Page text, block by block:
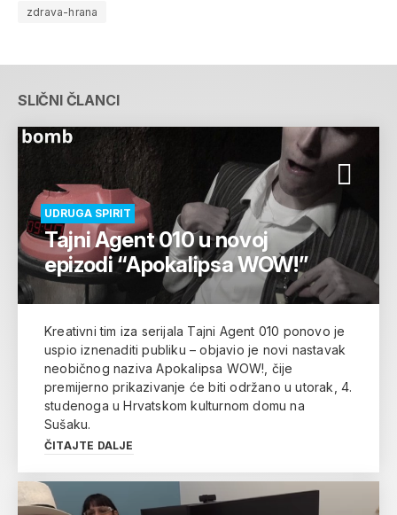
zdrava-hrana
SLIČNI ČLANCI
UDRUGA SPIRIT
Tajni Agent 010 u novoj
epizodi “Apokalipsa WOW!”
Kreativni tim iza serijala Tajni Agent 010 ponovo je
uspio iznenaditi publiku – objavio je novi nastavak
neobičnog naziva Apokalipsa WOW!, čije
premijerno prikazivanje će biti održano u utorak, 4.
studenoga u Hrvatskom kulturnom domu na
Sušaku.
ČITAJTE DALJE